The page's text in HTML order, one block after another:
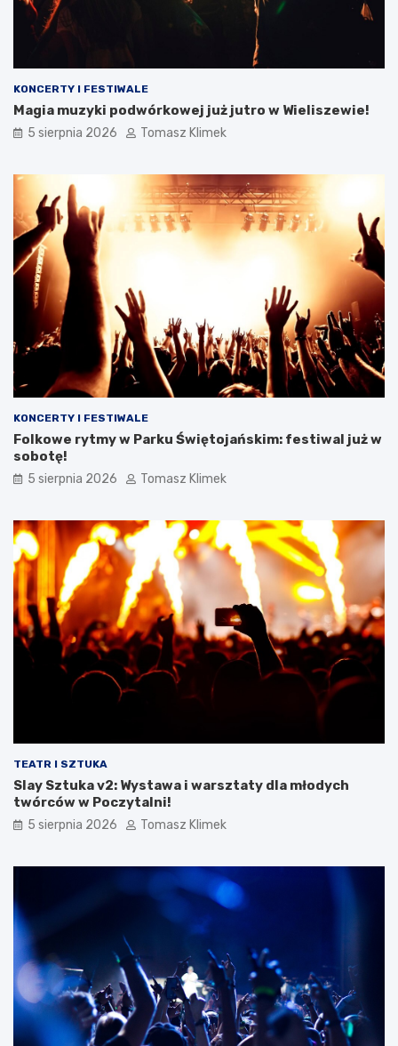
KONCERTY I FESTIWALE
Magia muzyki podwórkowej już jutro w Wieliszewie!
5 sierpnia 2026 Tomasz Klimek
KONCERTY I FESTIWALE
Folkowe rytmy w Parku Świętojańskim: festiwal już w
sobotę!
5 sierpnia 2026 Tomasz Klimek
TEATR I SZTUKA
Slay Sztuka v2: Wystawa i warsztaty dla młodych
twórców w Poczytalni!
5 sierpnia 2026 Tomasz Klimek